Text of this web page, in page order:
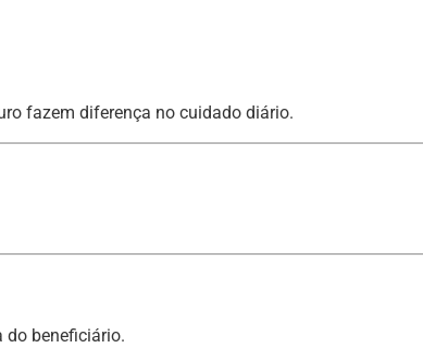
fazem diferença no cuidado diário.
do beneficiário.